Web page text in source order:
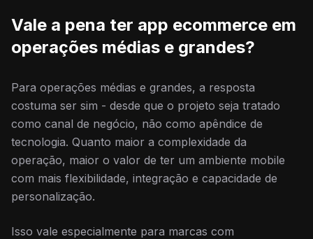
Vale a pena ter app ecommerce em
operações médias e grandes?
Para operações médias e grandes, a resposta
costuma ser sim - desde que o projeto seja tratado
como canal de negócio, não como apêndice de
tecnologia. Quanto maior a complexidade da
operação, maior o valor de ter um ambiente mobile
com mais flexibilidade, integração e capacidade de
personalização.
Isso vale especialmente para marcas com